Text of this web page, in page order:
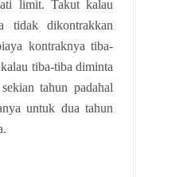
limit. Takut kalau
tidak dikontrakkan
kontraknya tiba-
tiba-tiba diminta
tahun padahal
untuk dua tahun